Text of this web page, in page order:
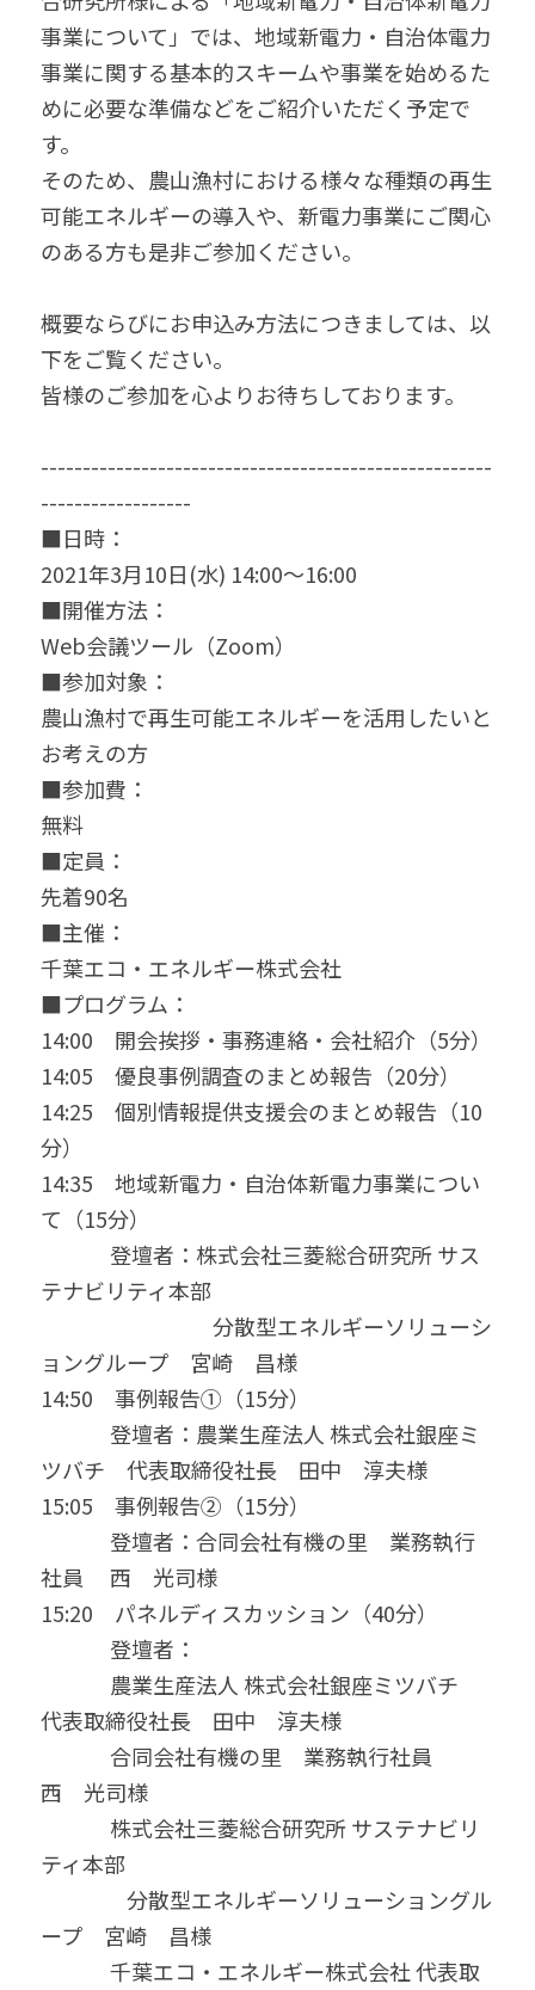
事業について」では、地域新電力・自治体電力
事業に関する基本的スキームや事業を始めるた
めに必要な準備などをご紹介いただく予定で
す。
そのため、農山漁村における様々な種類の再生
可能エネルギーの導入や、新電力事業にご関心
のある方も是非ご参加ください。
概要ならびにお申込み方法につきましては、以
下をご覧ください。
皆様のご参加を心よりお待ちしております。
------------------------------------------------------
------------------
■日時：
2021年3月10日(水) 14:00～16:00
■開催方法：
Web会議ツール（Zoom）
■参加対象：
農山漁村で再生可能エネルギーを活用したいと
お考えの方
■参加費：
無料
■定員：
先着90名
■主催：
千葉エコ・エネルギー株式会社
■プログラム：
14:00　開会挨拶・事務連絡・会社紹介（5分）
14:05　優良事例調査のまとめ報告（20分）
14:25　個別情報提供支援会のまとめ報告（10
分）
14:35　地域新電力・自治体新電力事業につい
て（15分）
登壇者：株式会社三菱総合研究所 サス
テナビリティ本部
分散型エネルギーソリューシ
ョングループ　宮崎　昌様
14:50　事例報告①（15分）
登壇者：農業生産法人 株式会社銀座ミ
ツバチ　代表取締役社長　田中　淳夫様
15:05　事例報告②（15分）
登壇者：合同会社有機の里　業務執行
社員 　西　光司様
15:20　パネルディスカッション（40分）
登壇者：
農業生産法人 株式会社銀座ミツバチ
代表取締役社長　田中　淳夫様
合同会社有機の里　業務執行社員
西　光司様
株式会社三菱総合研究所 サステナビリ
ティ本部
分散型エネルギーソリューショングル
ープ　宮崎　昌様
千葉エコ・エネルギー株式会社 代表取